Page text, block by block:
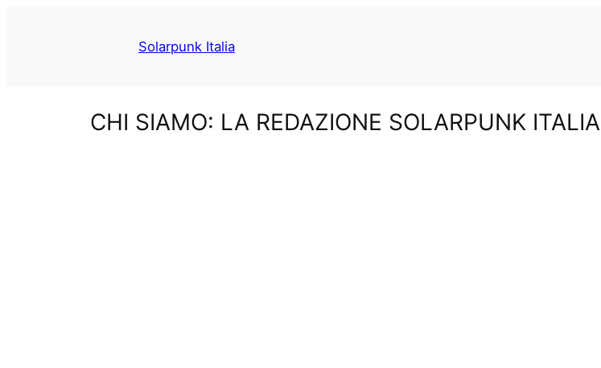
Solarpunk Italia
CHI SIAMO: LA REDAZIONE SOLARPUNK ITALIA